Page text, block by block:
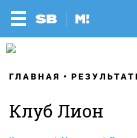
ГЛАВНАЯ
Клуб Лион